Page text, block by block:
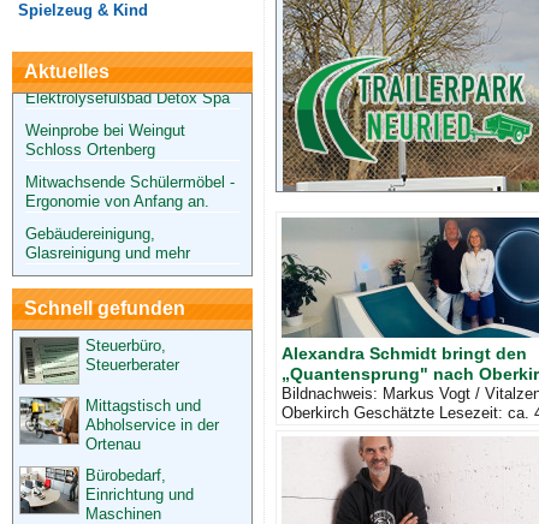
Spielzeug & Kind
Aktuelles
Das energetisierende
Weinprobe bei Weingut
Schloss Ortenberg
Ergonomie von Anfang an.
Glasreinigung und mehr
Wunschfigur
Elektrolysefußbad Detox Spa
Schnell gefunden
Steuerbüro,
Steuerberater
Mittagstisch und
Abholservice in der
Ortenau
Bürobedarf,
Einrichtung und
Maschinen
Alexandra Schmidt bringt den
„Quantensprung" nach
Bildnachweis: Markus Vogt /
Oberkirch Geschätzte Lesezeit: ca.
Minuten. Von Andreas Peter Geng
schon mal das Gef&